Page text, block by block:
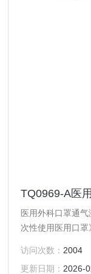
TQ0969-A医
医用外科口罩通
次性使用医用口
访问次数： 2004
更新日期： 2026-